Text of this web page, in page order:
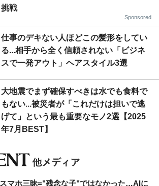
挑戦
Sponsored
仕事のデキない人ほどこの髪形をしてい
る...相手から全く信頼されない「ビジネ
スで一発アウト」ヘアスタイル3選
大地震でまず確保すべきは水でも食料で
もない...被災者が「これだけは担いで逃
げて」という最も重要なモノ2選【2025
年7月BEST】
スマホ三昧="残念な子"ではなかった…AIに